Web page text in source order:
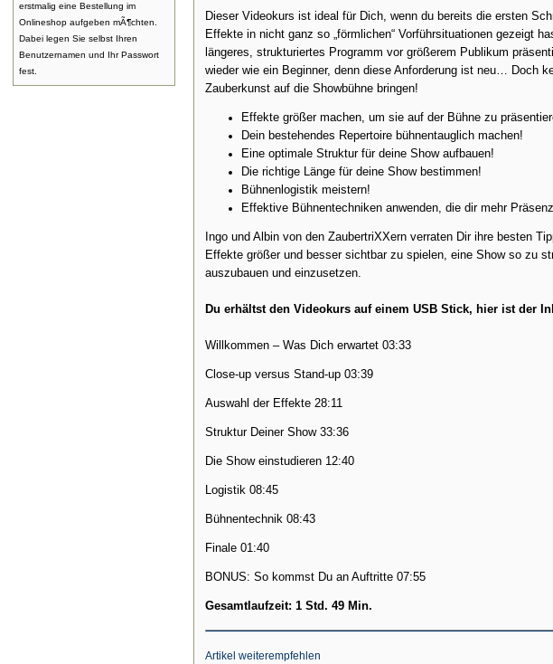
erstmalig eine Bestellung im
Onlineshop aufgeben mÃ¶chten.
Dabei legen Sie selbst Ihren
Benutzernamen und Ihr Passwort
fest.
Dieser Videokurs ist ideal für Dich, wenn du bereits die ersten
Effekte in nicht ganz so „förmlichen“ Vorführsituationen gezeigt
längeres, strukturiertes Programm vor größerem Publikum
wieder wie ein Beginner, denn diese Anforderung ist neu… Doch
Zauberkunst auf die Showbühne bringen!
Effekte größer machen, um sie auf der Bühne zu
Dein bestehendes Repertoire bühnentauglich machen!
Eine optimale Struktur für deine Show aufbauen!
Die richtige Länge für deine Show bestimmen!
Bühnenlogistik meistern!
Effektive Bühnentechniken anwenden, die dir mehr
Ingo und Albin von den ZaubertriXXern verraten Dir ihre besten
Effekte größer und besser sichtbar zu spielen, eine Show so zu
auszubauen und einzusetzen.
Du erhältst den Videokurs auf einem USB Stick, hier ist der
Willkommen – Was Dich erwartet 03:33
Close-up versus Stand-up 03:39
Auswahl der Effekte 28:11
Struktur Deiner Show 33:36
Die Show einstudieren 12:40
Logistik 08:45
Bühnentechnik 08:43
Finale 01:40
BONUS: So kommst Du an Auftritte 07:55
Gesamtlaufzeit: 1 Std. 49 Min.
Artikel weiterempfehlen